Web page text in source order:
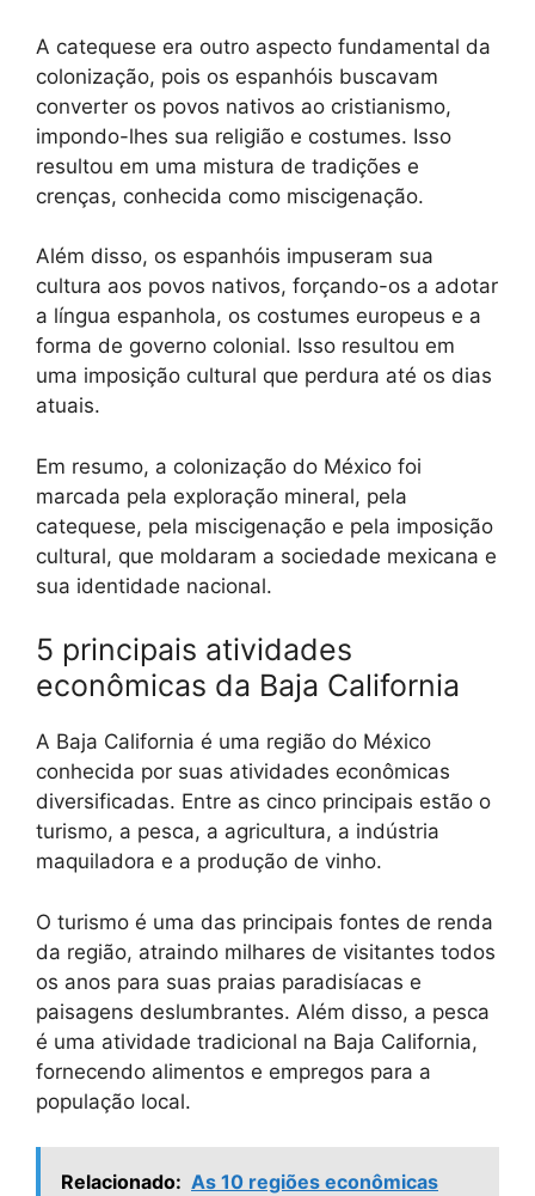
A catequese era outro aspecto fundamental da
colonização, pois os espanhóis buscavam
converter os povos nativos ao cristianismo,
impondo-lhes sua religião e costumes. Isso
resultou em uma mistura de tradições e
crenças, conhecida como miscigenação.
Além disso, os espanhóis impuseram sua
cultura aos povos nativos, forçando-os a adotar
a língua espanhola, os costumes europeus e a
forma de governo colonial. Isso resultou em
uma imposição cultural que perdura até os dias
atuais.
Em resumo, a colonização do México foi
marcada pela exploração mineral, pela
catequese, pela miscigenação e pela imposição
cultural, que moldaram a sociedade mexicana e
sua identidade nacional.
5 principais atividades
econômicas da Baja California
A Baja California é uma região do México
conhecida por suas atividades econômicas
diversificadas. Entre as cinco principais estão o
turismo, a pesca, a agricultura, a indústria
maquiladora e a produção de vinho.
O turismo é uma das principais fontes de renda
da região, atraindo milhares de visitantes todos
os anos para suas praias paradisíacas e
paisagens deslumbrantes. Além disso, a pesca
é uma atividade tradicional na Baja California,
fornecendo alimentos e empregos para a
população local.
Relacionado: As 10 regiões econômicas